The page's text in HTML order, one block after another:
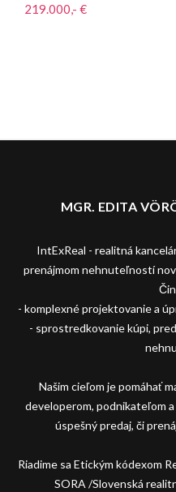
85.000,- €
MGR. EDITA
IntExReal - realitná
prenájmom nehnuteľností
- komplexné projektovanie a
- sprostredkovanie kúpi,
Našim cieľom je pomáhať
developerom, podnikateľom
úspešný predaj, či
Riadime sa Etickým kódexom
SORA /Slovenská